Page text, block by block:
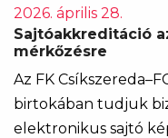
2026. április 28.
Sajtóakkreditáció
mérkőzésre
Az FK
birtokában tudjuk
elektronikus sajtó